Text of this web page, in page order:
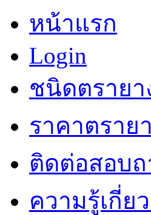
หน้าแรก
Login
ชนิดตรายา
ราคาตราย
ติดต่อสอบถ
ความรู้เกี่ย